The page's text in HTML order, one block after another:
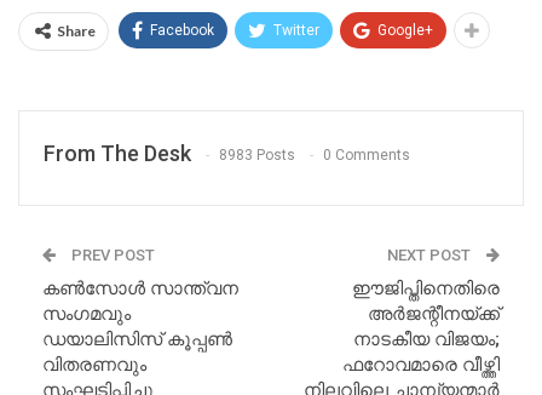
Share Facebook Twitter Google+
From The Desk 8983 Posts 0 Comments
PREV POST
കൺസോൾ സാന്ത്വന
സംഗമവും
ഡയാലിസിസ് കൂപ്പൺ
വിതരണവും
സംഘടിപ്പിച്ചു
NEXT POST
ഈജിപ്തിനെതിരെ
അർജന്റീനയ്ക്ക്
നാടകീയ വിജയം;
ഫറോവമാരെ വീഴ്ത്തി
നിലവിലെ ചാമ്പ്യന്മാർ